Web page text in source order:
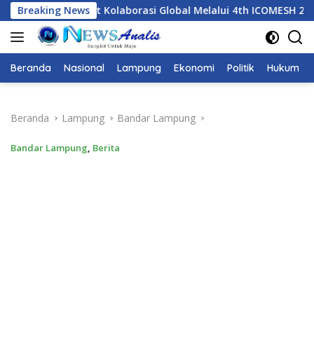
Langsung
ke
konten
Breaking News
Global Melalui 4th ICOMESH 2026 Dari ICOMESH
Beranda Nasional Lampung Ekonomi Politik Hukum
Beranda Lampung Bandar Lampung
Bandar Lampung, Berita